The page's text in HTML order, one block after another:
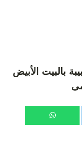
بالبيت الأبيض